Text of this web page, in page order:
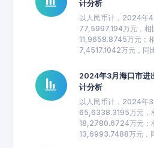
计分析
以人民币计，2024年
77,5997.194万元，相
11,9658.8745万元；
7,4517.1042万元，同
2024年3月海口市进
计分析
以人民币计，2024年
65,6338.3195万元，
18,2780.6724万元；
13,6993.7488万元，